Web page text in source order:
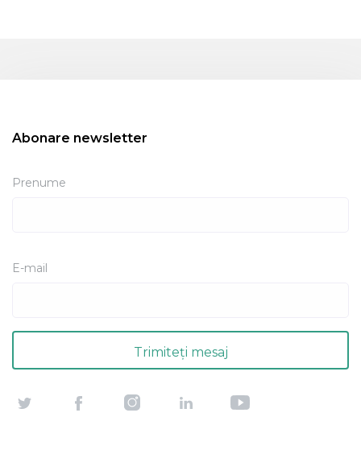
Abonare newsletter
Prenume
E-mail